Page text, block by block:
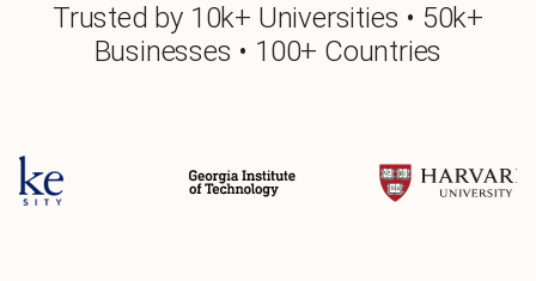
Trusted by 10k+ Universities • 50k+
Businesses • 100+ Countries